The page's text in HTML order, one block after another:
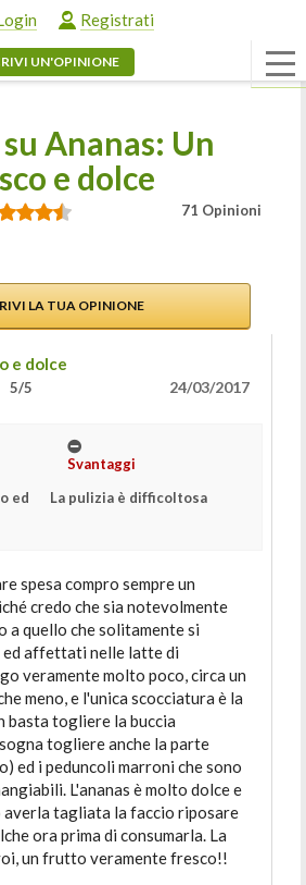
Registrati
UN'OPINIONE
Ananas: Un
e dolce
71 Opinioni
LA TUA OPINIONE
e dolce
5/5 24/03/2017
ed
Svantaggi
La pulizia è difficoltosa
spesa compro sempre un
credo che sia notevolmente
a quello che solitamente si
affettati nelle latte di
veramente molto poco, circa un
meno, e l'unica scocciatura è la
basta togliere la buccia
togliere anche la parte
ed i peduncoli marroni che sono
L'ananas è molto dolce e
averla tagliata la faccio riposare
ora prima di consumarla. La
un frutto veramente fresco!!